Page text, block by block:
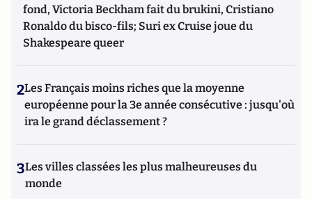
fond, Victoria Beckham fait du brukini, Cristiano
Ronaldo du bisco-fils; Suri ex Cruise joue du
Shakespeare queer
2Les Français moins riches que la moyenne
européenne pour la 3e année consécutive : jusqu'où
ira le grand déclassement ?
3Les villes classées les plus malheureuses du
monde